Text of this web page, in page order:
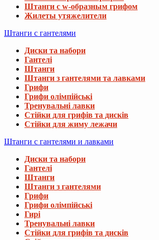
Штанги с w-образным грифом
Жилеты утяжелители
Штанги с гантелями
Диски та набори
Гантелі
Штанги
Штанги з гантелями та лавками
Грифи
Грифи олімпійські
Тренувальні лавки
Стійки для грифів та дисків
Стійки для жиму лежачи
Штанги с гантелями и лавками
Диски та набори
Гантелі
Штанги
Штанги з гантелями
Грифи
Грифи олімпійські
Гирі
Тренувальні лавки
Стійки для грифів та дисків